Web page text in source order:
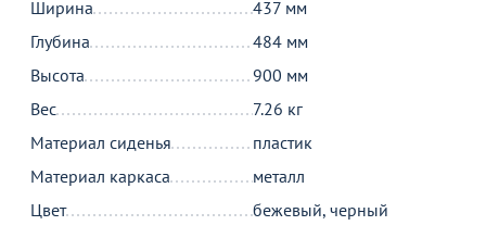
Ширина
437 мм
Глубина
484 мм
Высота
900 мм
Вес
7.26 кг
Материал сиденья
пластик
Материал каркаса
металл
Цвет
бежевый, черный